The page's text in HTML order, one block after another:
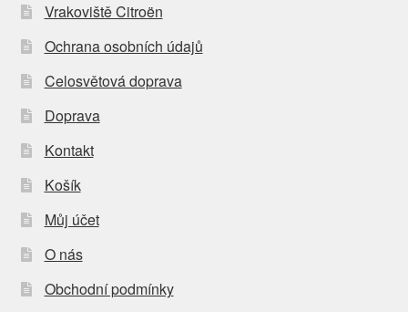
Vrakoviště Citroën
Ochrana osobních údajů
Celosvětová doprava
Doprava
Kontakt
Košík
Můj účet
O nás
Obchodní podmínky